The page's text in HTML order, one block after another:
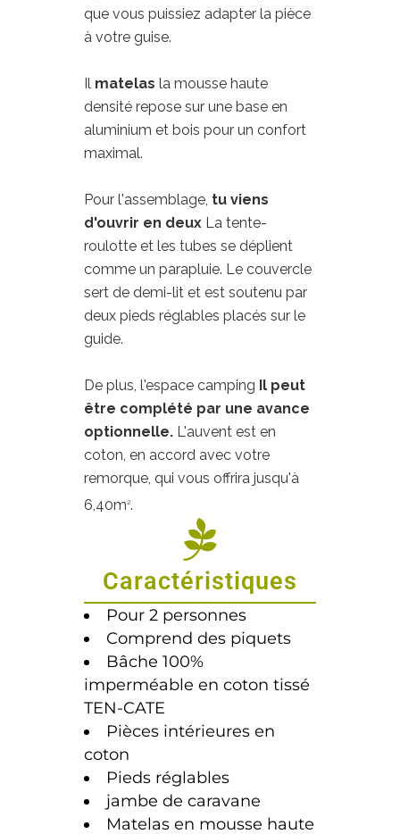
que vous puissiez adapter la pièce
à votre guise.
Il matelas la mousse haute
densité repose sur une base en
aluminium et bois pour un confort
maximal.
Pour l'assemblage, tu viens
d'ouvrir en deux La tente-
roulotte et les tubes se déplient
comme un parapluie. Le couvercle
sert de demi-lit et est soutenu par
deux pieds réglables placés sur le
guide.
De plus, l'espace camping Il peut
être complété par une avance
optionnelle. L'auvent est en
coton, en accord avec votre
remorque, qui vous offrira jusqu'à
6,40m2.
Caractéristiques
Pour 2 personnes
Comprend des piquets
Bâche 100%
imperméable en coton tissé
TEN-CATE
Pièces intérieures en
coton
Pieds réglables
jambe de caravane
Matelas en mousse haute